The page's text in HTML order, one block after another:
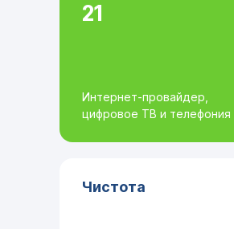
Интернет-провайдер,
цифровое ТВ и телефония
21
Чистота